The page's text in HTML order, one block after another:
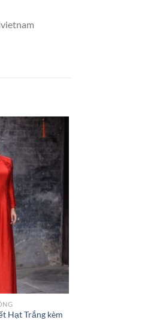
Hạt Trắng kèm